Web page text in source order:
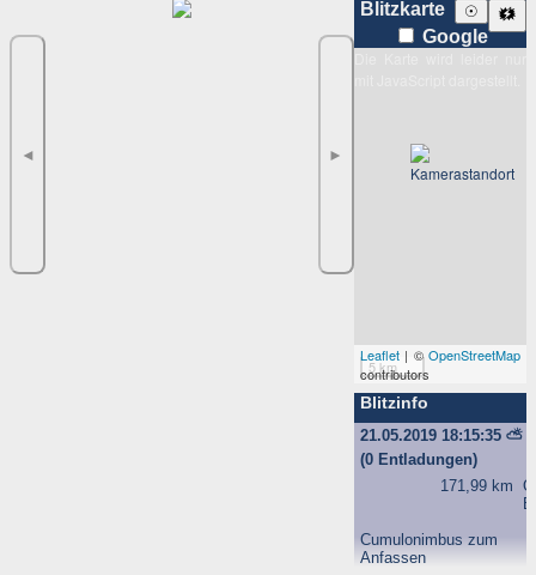
◄ ►
Blitzkarte 🗱
☉
Google
5 km
Leaflet | ©OpenStreetMap
contributors
Blitzinfo
21.05.2019 18:15:35⛅
(0 Entladungen)
171,99 km
Cumulonimbus zum
Anfassen